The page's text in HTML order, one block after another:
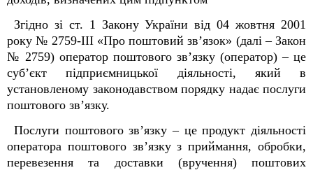
Згідно зі ст. 1 Закону України від 04 жовтня 2001
року № 2759-III «Про поштовий зв’язок» (далі – Закон
№ 2759) оператор поштового зв’язку (оператор) – це
суб’єкт підприємницької діяльності, який в
установленому законодавством порядку надає послуги
поштового зв’язку.
Послуги поштового зв’язку – це продукт діяльності
оператора поштового зв’язку з приймання, обробки,
перевезення та доставки (вручення) поштових